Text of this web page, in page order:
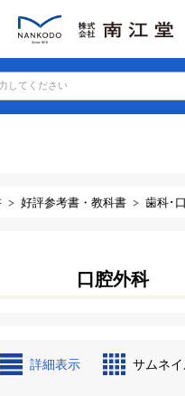
してください
好評参考書・教科書 歯科･
口腔外科
詳細表示 サムネ